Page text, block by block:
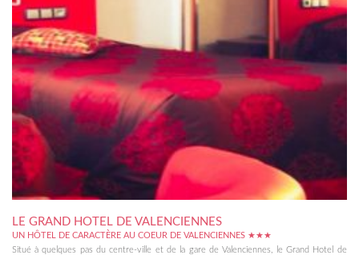
LE GRAND HOTEL DE VALENCIENNES
UN HÔTEL DE CARACTÈRE AU COEUR DE VALENCIENNES ★★★
Situé à quelques pas du centre-ville et de la gare de Valenciennes, le Grand Hotel de